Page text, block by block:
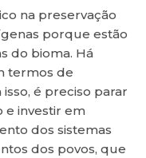
na preservação
porque estão
do bioma. Há
termos de
é preciso parar
e investir em
dos sistemas
dos povos, que